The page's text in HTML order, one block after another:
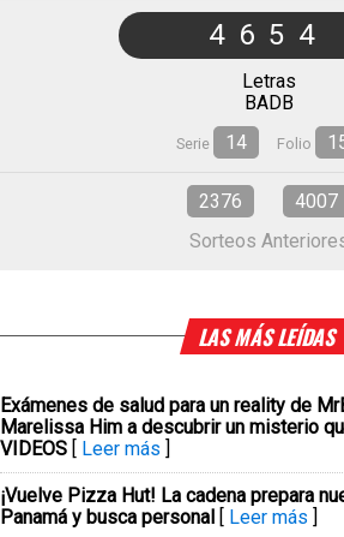
4654
Letras
BADB
Serie 14 Folio
2376
4007
Sorteos
LAS MÁS LEÍDAS
Exámenes de salud para un reality de
Marelissa Him a descubrir un misterio
VIDEOS [ Leer más ]
¡Vuelve Pizza Hut! La cadena prepara
Panamá y busca personal [ Leer más ]